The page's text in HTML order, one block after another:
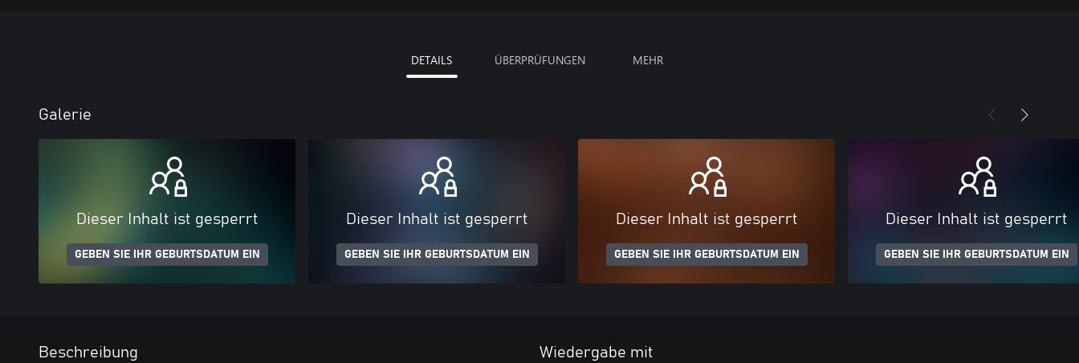
DETAILS ÜBERPRÜFUNGEN MEHR
Galerie
Dieser Inhalt ist gesperrt
GEBEN SIE IHR GEBURTSDATUM EIN
Dieser Inhalt ist gesperrt
GEBEN SIE IHR GEBURTSDATUM EIN
Dieser Inhalt ist gesperrt
GEBEN SIE IHR GEBURTSDATUM EIN
Dieser Inhalt ist gesperrt
GEBEN SIE IHR GEBURTSDATUM EIN
Beschreibung Wiedergabe mit